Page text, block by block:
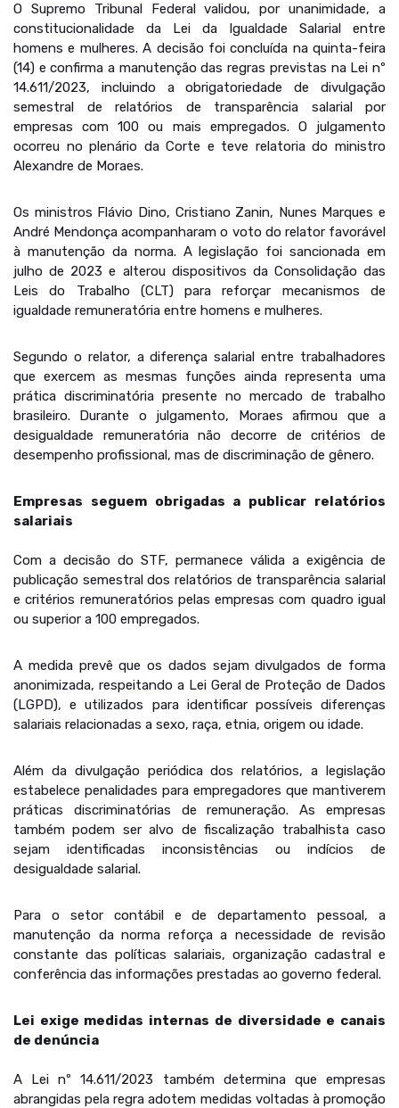
O Supremo Tribunal Federal validou, por unanimidade, a
constitucionalidade da Lei da Igualdade Salarial entre
homens e mulheres. A decisão foi concluída na quinta-feira
(14) e confirma a manutenção das regras previstas na Lei nº
14.611/2023, incluindo a obrigatoriedade de divulgação
semestral de relatórios de transparência salarial por
empresas com 100 ou mais empregados. O julgamento
ocorreu no plenário da Corte e teve relatoria do ministro
Alexandre de Moraes.
Os ministros Flávio Dino, Cristiano Zanin, Nunes Marques e
André Mendonça acompanharam o voto do relator favorável
à manutenção da norma. A legislação foi sancionada em
julho de 2023 e alterou dispositivos da Consolidação das
Leis do Trabalho (CLT) para reforçar mecanismos de
igualdade remuneratória entre homens e mulheres.
Segundo o relator, a diferença salarial entre trabalhadores
que exercem as mesmas funções ainda representa uma
prática discriminatória presente no mercado de trabalho
brasileiro. Durante o julgamento, Moraes afirmou que a
desigualdade remuneratória não decorre de critérios de
desempenho profissional, mas de discriminação de gênero.
Empresas seguem obrigadas a publicar relatórios
salariais
Com a decisão do STF, permanece válida a exigência de
publicação semestral dos relatórios de transparência salarial
e critérios remuneratórios pelas empresas com quadro igual
ou superior a 100 empregados.
A medida prevê que os dados sejam divulgados de forma
anonimizada, respeitando a Lei Geral de Proteção de Dados
(LGPD), e utilizados para identificar possíveis diferenças
salariais relacionadas a sexo, raça, etnia, origem ou idade.
Além da divulgação periódica dos relatórios, a legislação
estabelece penalidades para empregadores que mantiverem
práticas discriminatórias de remuneração. As empresas
também podem ser alvo de fiscalização trabalhista caso
sejam identificadas inconsistências ou indícios de
desigualdade salarial.
Para o setor contábil e de departamento pessoal, a
manutenção da norma reforça a necessidade de revisão
constante das políticas salariais, organização cadastral e
conferência das informações prestadas ao governo federal.
Lei exige medidas internas de diversidade e canais
de denúncia
A Lei nº 14.611/2023 também determina que empresas
abrangidas pela regra adotem medidas voltadas à promoção